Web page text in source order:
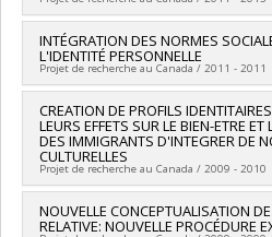
Funding sources:FRQSC/Fonds
Société et culture (FQRSC)
Grant programs:PV129894-(RG)
stratégiques
inter-Agences FQRSC-ANR
humaines du Canada , CRSH/
sciences humaines du Canada
Grant programs:PVX99097-
partenariat ,
Lead researcher : Roxane de la
INTÉGRATION DES NORMES
L'IDENTITÉ PERSONNELLE
Projet de recherche au Canada / 2011 - 2011
Lead researcher :Roxane de la
CREATION DE PROFILS
LEURS EFFETS SUR LE BIEN-ETRE ET
DES IMMIGRANTS D'INTEGRER DE
CULTURELLES
Projet de recherche au Canada / 2009 - 2010
Lead researcher : Roxane de la
NOUVELLE CONCEPTUALISATION
RELATIVE: NOUVELLE PROCÉDURE